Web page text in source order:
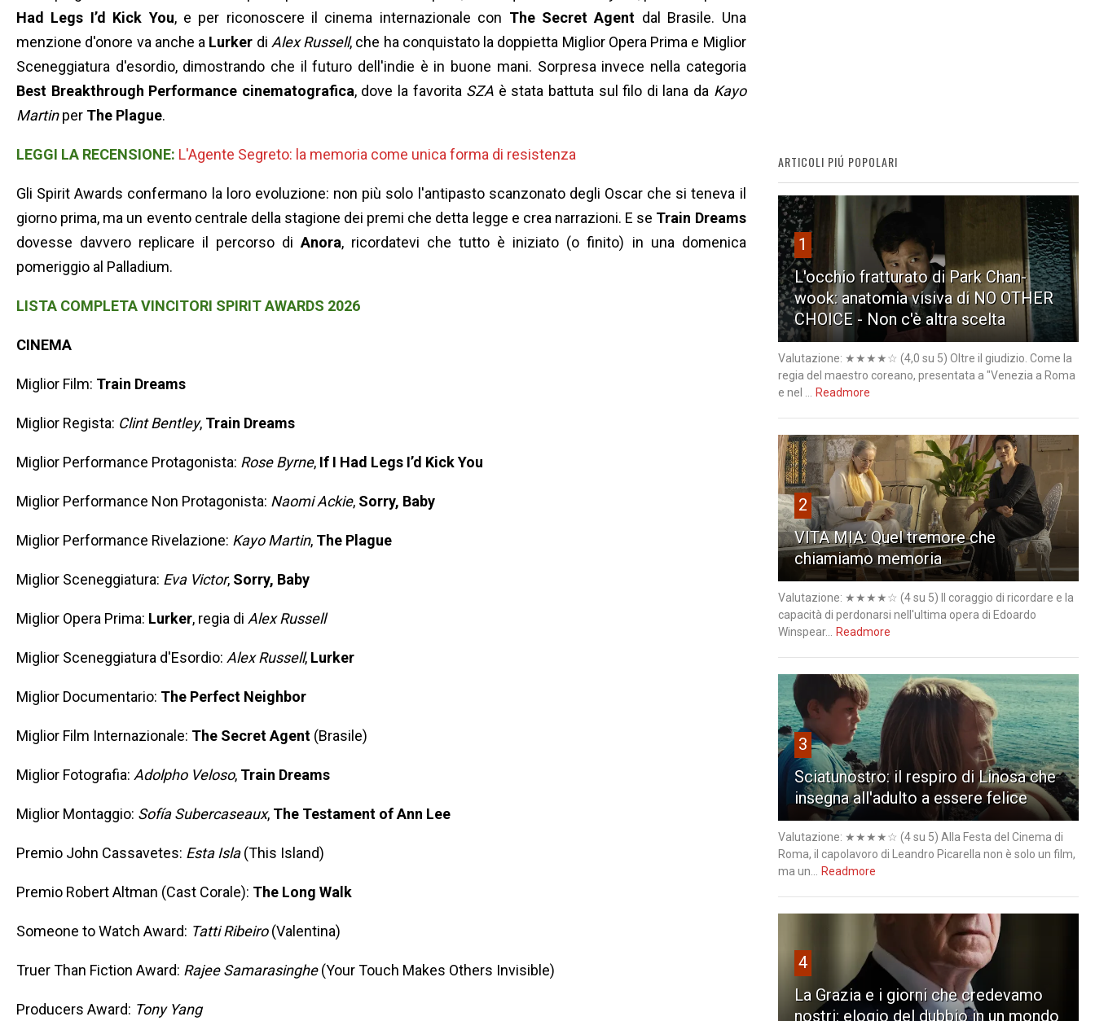
Had Legs I’d Kick You, e per riconoscere il cinema internazionale con The Secret Agent dal Brasile. Una
menzione d'onore va anche a Lurker di Alex Russell, che ha conquistato la doppietta Miglior Opera Prima e Miglior
Sceneggiatura d'esordio, dimostrando che il futuro dell'indie è in buone mani. Sorpresa invece nella categoria
Best Breakthrough Performance cinematografica, dove la favorita SZA è stata battuta sul filo di lana da Kayo
Martinper The Plague.
LEGGI LA RECENSIONE: L'Agente Segreto: la memoria come unica forma di resistenza
Gli Spirit Awards confermano la loro evoluzione: non più solo l'antipasto scanzonato degli Oscar che si teneva il
giorno prima, ma un evento centrale della stagione dei premi che detta legge e crea narrazioni. E se Train Dreams
dovesse davvero replicare il percorso diAnora, ricordatevi che tutto è iniziato (o finito) in una domenica
pomeriggio al Palladium.
LISTA COMPLETA VINCITORI SPIRIT AWARDS 2026
CINEMA
Miglior Film: Train Dreams
Miglior Regista: Clint Bentley, Train Dreams
Miglior Performance Protagonista: Rose Byrne, If I Had Legs I’d Kick You
Miglior Performance Non Protagonista: Naomi Ackie, Sorry, Baby
Miglior Performance Rivelazione: Kayo Martin, The Plague
Miglior Sceneggiatura: Eva Victor, Sorry, Baby
Miglior Opera Prima: Lurker, regia di Alex Russell
Miglior Sceneggiatura d'Esordio: Alex Russell, Lurker
Miglior Documentario: The Perfect Neighbor
Miglior Film Internazionale: The Secret Agent (Brasile)
Miglior Fotografia: Adolpho Veloso, Train Dreams
Miglior Montaggio: Sofía Subercaseaux, The Testament of Ann Lee
Premio John Cassavetes: Esta Isla(This Island)
Premio Robert Altman (Cast Corale): The Long Walk
Someone to Watch Award: Tatti Ribeiro(Valentina)
Truer Than Fiction Award: Rajee Samarasinghe(Your Touch Makes Others Invisible)
Producers Award: Tony Yang
ARTICOLI PIÚ POPOLARI
1
L'occhio fratturato di Park Chan-
wook: anatomia visiva di NO OTHER
CHOICE - Non c'è altra scelta
Valutazione: ★★★★☆ (4,0 su 5) Oltre il giudizio. Come la
regia del maestro coreano, presentata a "Venezia a Roma
e nel ...
Readmore
2
VITA MIA: Quel tremore che
chiamiamo memoria
Valutazione: ★★★★☆ (4 su 5) Il coraggio di ricordare e la
capacità di perdonarsi nell'ultima opera di Edoardo
Winspear...
Readmore
3
Sciatunostro: il respiro di Linosa che
insegna all'adulto a essere felice
Valutazione: ★★★★☆ (4 su 5) Alla Festa del Cinema di
Roma, il capolavoro di Leandro Picarella non è solo un film,
ma un...
Readmore
4
La Grazia e i giorni che credevamo
nostri: elogio del dubbio in un mondo